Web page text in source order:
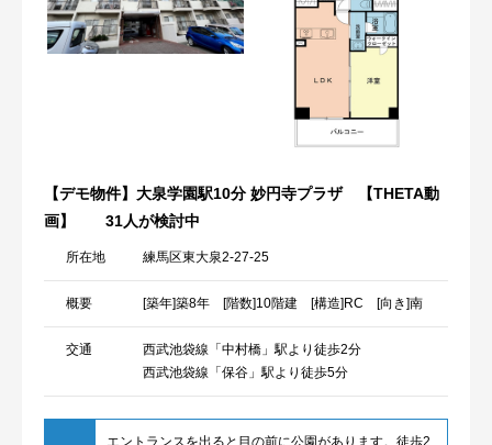
【デモ物件】大泉学園駅10分 妙円寺プラザ 【THETA動
画】
31人が検討中
所在地 練馬区東大泉2-27-25
概要 [築年]築8年 [階数]10階建 [構造]RC [向き]南
交通
西武池袋線「中村橋」駅より徒歩2分
西武池袋線「保谷」駅より徒歩5分
エントランスを出ると目の前に公園があります。徒歩2